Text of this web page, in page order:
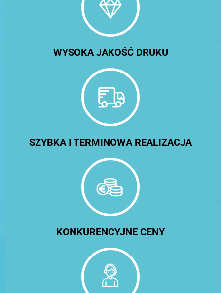
WYSOKA JAKOŚĆ DRUKU
SZYBKA I TERMINOWA REALIZACJA
KONKURENCYJNE CENY